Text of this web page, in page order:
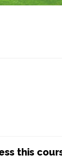
this